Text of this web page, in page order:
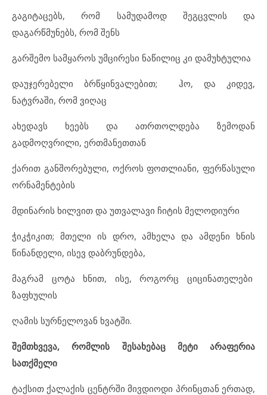
გაგიტაცებს, რომ სამუდამოდ შეგცვლის და
დაგარწმუნებს, რომ შენს
გარშემო სამყაროს უმცირესი ნაწილიც კი დამუხტულია
დაუჯერებელი ბრწყინვალებით; ჰო, და კიდევ,
ნატვრაში, რომ ვიღაც
ახედავს ხეებს და ათრთოლდება ზემოდან
გადმოღვრილი, ერთმანეთთან
ქარით განშორებული, ოქროს ფოთლიანი, ფერწასული
ორნამენტების
მდინარის ხილვით და უთვალავი ჩიტის მელოდიური
ჭიკჭიკით; მთელი ის დრო, ამხელა და ამდენი ხნის
წინანდელი, ისევ დაბრუნდება,
მაგრამ ცოტა ხნით, ისე, როგორც ციცინათელები
ზაფხულის
ღამის სურნელოვან ხვატში.
შემთხვევა, რომლის შესახებაც მეტი არაფერია
სათქმელი
ტაქსით ქალაქის ცენტრში მივდიოდი პრინცთან ერთად,